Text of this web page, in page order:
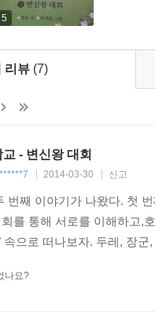
5
리뷰 (7)
- 변신왕 대회
2014-03-30 신고
번째 이야기가 나왔다. 첫
를 통해 서로를 이해하고,
속으로 떠나보자. 두레, 장
나요?